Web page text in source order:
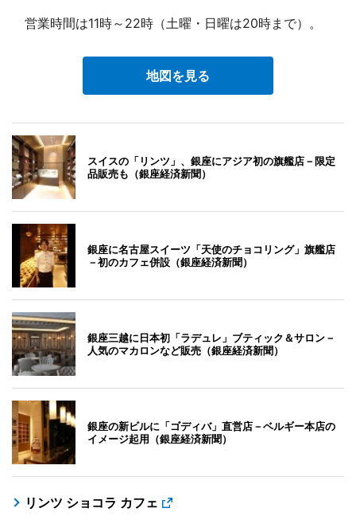
営業時間は11時～22時（土曜・日曜は20時まで）。
地図を見る
スイスの「リンツ」、銀座にアジア初の旗艦店－限定
品販売も（銀座経済新聞）
銀座に名古屋スイーツ「天使のチョコリング」旗艦店
－初のカフェ併設（銀座経済新聞）
銀座三越に日本初「ラデュレ」ブティック＆サロン－
人気のマカロンなど販売（銀座経済新聞）
銀座の新ビルに「ゴディバ」直営店－ベルギー本店の
イメージ起用（銀座経済新聞）
リンツ ショコラ カフェ